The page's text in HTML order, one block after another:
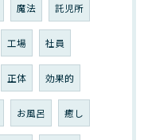
魔法 託児所
工場 社員
正体 効果的
お風呂 癒し